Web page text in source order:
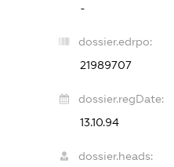
-
dossier.edrpo:
21989707
dossier.regDate:
13.10.94
dossier.heads: